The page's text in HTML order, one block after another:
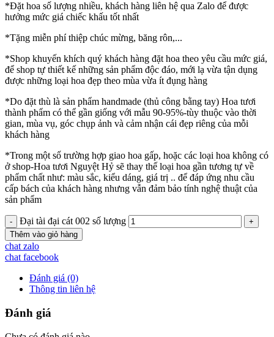
*Đặt hoa số lượng nhiều, khách hàng liên hệ qua Zalo để được
hưởng mức giá chiếc khấu tốt nhất
*Tặng miễn phí thiệp chúc mừng, băng rôn,...
*Shop khuyến khích quý khách hàng đặt hoa theo yêu cầu mức giá,
để shop tự thiết kế những sản phẩm độc đáo, mới lạ vừa tận dụng
được những loại hoa đẹp theo mùa vừa ít đụng hàng
*Do đặt thù là sản phẩm handmade (thủ công bằng tay) Hoa tươi
thành phẩm có thể gần giống với mẫu 90-95%-tùy thuộc vào thời
gian, mùa vụ, góc chụp ảnh và cảm nhận cái đẹp riêng của mỗi
khách hàng
*Trong một số trường hợp giao hoa gấp, hoặc các loại hoa không có
ở shop-Hoa tươi Nguyệt Hỷ sẽ thay thế loại hoa gần tương tự về
phẩm chất như: màu sắc, kiểu dáng, giá trị .. để đáp ứng nhu cầu
cấp bách của khách hàng nhưng vẫn đảm bảo tính nghệ thuật của
sản phẩm
Đại tài đại cát 002 số lượng
Thêm vào giỏ hàng
chat zalo
chat facebook
Đánh giá (0)
Thông tin liên hệ
Đánh giá